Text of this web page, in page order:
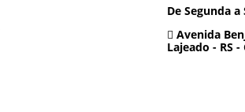
De Segunda a
Avenida
Lajeado - RS -